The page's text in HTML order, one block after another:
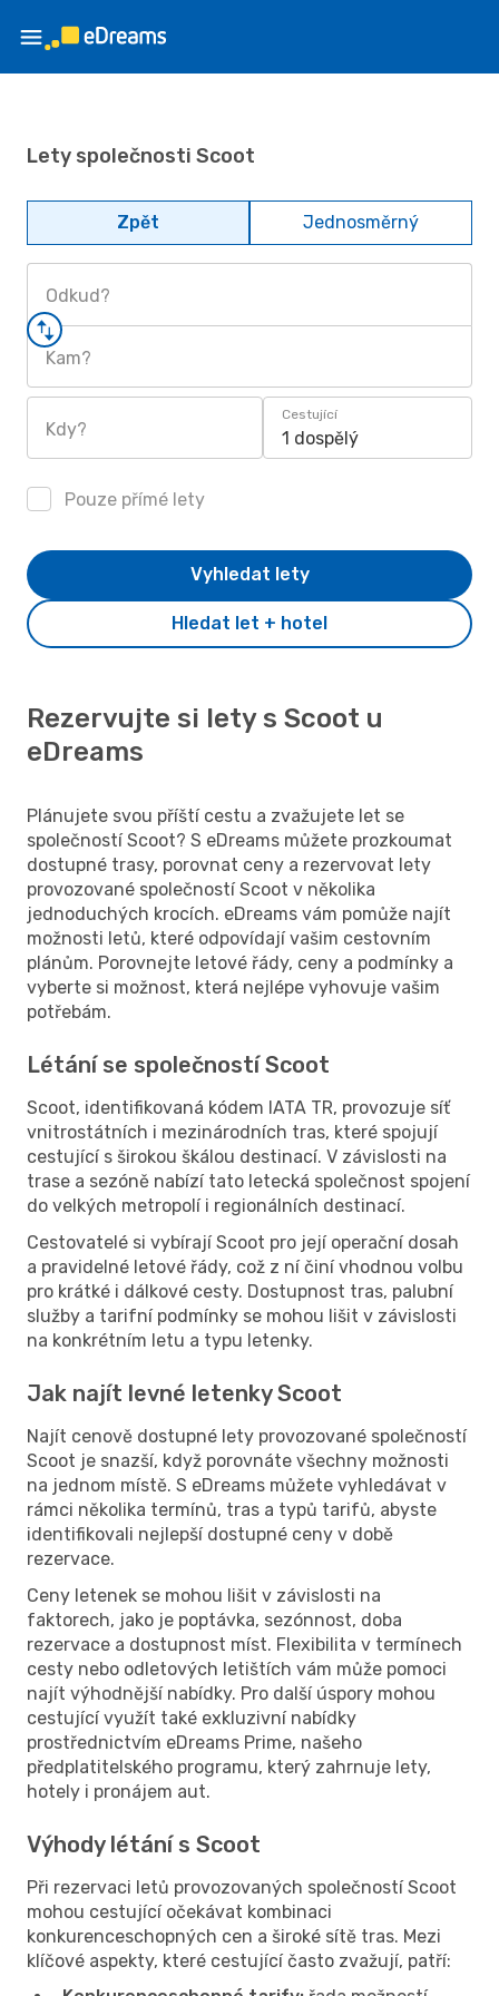
Lety společnosti Scoot
Zpět Jednosměrný
Odkud?
Kam?
Kdy?
Cestující
1 dospělý
Pouze přímé lety
Hledat let + hotel
Vyhledat lety
Rezervujte si lety s Scoot u
eDreams
Plánujete svou příští cestu a zvažujete let se
společností Scoot? S eDreams můžete prozkoumat
dostupné trasy, porovnat ceny a rezervovat lety
provozované společností Scoot v několika
jednoduchých krocích. eDreams vám pomůže najít
možnosti letů, které odpovídají vašim cestovním
plánům. Porovnejte letové řády, ceny a podmínky a
vyberte si možnost, která nejlépe vyhovuje vašim
potřebám.
Létání se společností Scoot
Scoot, identifikovaná kódem IATA TR, provozuje síť
vnitrostátních i mezinárodních tras, které spojují
cestující s širokou škálou destinací. V závislosti na
trase a sezóně nabízí tato letecká společnost spojení
do velkých metropolí i regionálních destinací.
Cestovatelé si vybírají Scoot pro její operační dosah
a pravidelné letové řády, což z ní činí vhodnou volbu
pro krátké i dálkové cesty. Dostupnost tras, palubní
služby a tarifní podmínky se mohou lišit v závislosti
na konkrétním letu a typu letenky.
Jak najít levné letenky Scoot
Najít cenově dostupné lety provozované společností
Scoot je snazší, když porovnáte všechny možnosti
na jednom místě. S eDreams můžete vyhledávat v
rámci několika termínů, tras a typů tarifů, abyste
identifikovali nejlepší dostupné ceny v době
rezervace.
Ceny letenek se mohou lišit v závislosti na
faktorech, jako je poptávka, sezónnost, doba
rezervace a dostupnost míst. Flexibilita v termínech
cesty nebo odletových letištích vám může pomoci
najít výhodnější nabídky. Pro další úspory mohou
cestující využít také exkluzivní nabídky
prostřednictvím eDreams Prime, našeho
předplatitelského programu, který zahrnuje lety,
hotely i pronájem aut.
Výhody létání s Scoot
Při rezervaci letů provozovaných společností Scoot
mohou cestující očekávat kombinaci
konkurenceschopných cen a široké sítě tras. Mezi
klíčové aspekty, které cestující často zvažují, patří: